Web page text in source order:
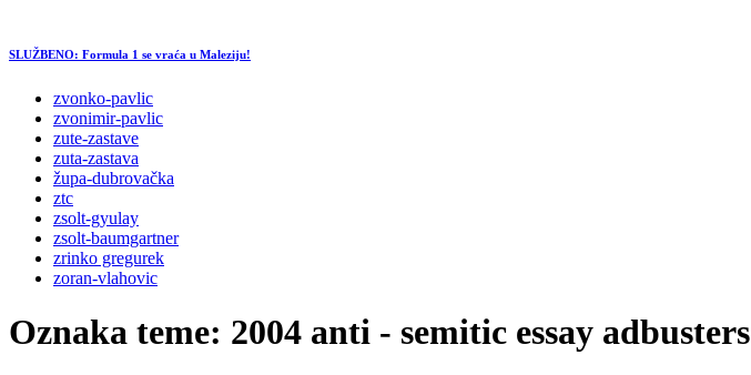
SLUŽBENO: Formula 1 se vraća u Maleziju!
zvonko-pavlic
zvonimir-pavlic
zute-zastave
zuta-zastava
župa-dubrovačka
ztc
zsolt-gyulay
zsolt-baumgartner
zrinko gregurek
zoran-vlahovic
Oznaka teme: 2004 anti - semitic essay adbusters